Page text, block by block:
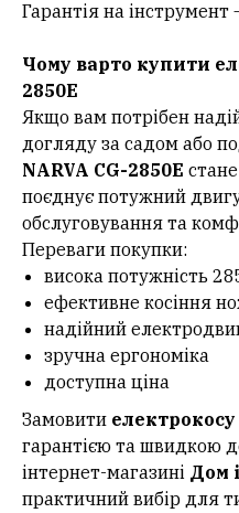
Гарантія на інструмент
Чому варто купити
2850E
Якщо вам потрібен
догляду за садом або
NARVA CG-2850E
поєднує потужний
обслуговування та
Переваги покупки:
висока потужність
ефективне косіння
надійний
зручна ергономіка
доступна ціна
Замовити
гарантією та швидкою
інтернет-магазині Дом
практичний вибір для